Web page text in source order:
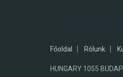
Főoldal Rólunk
HUNGARY 1055